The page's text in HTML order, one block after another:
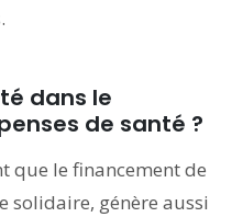
dans le
de santé ?
que le financement de
solidaire, génère aussi